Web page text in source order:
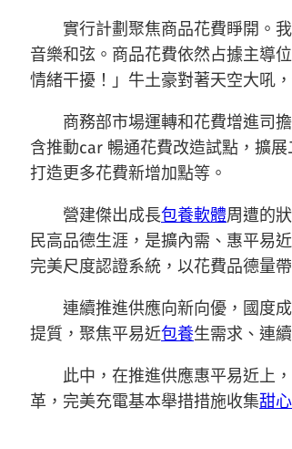
實行計劃聚焦商品花費睜開。
音樂和弦。商品花費依然占據主導
情緒干擾！」牛土豪對著天空大吼
商務部市場運轉和花費增進司
含推動car 暢通花費改造試點，擴
打造更多花費新增加點等。
營建傑出成長包養軟體周遭的
民高品德生涯，是擴內需、惠平易
完美尺度認證系統，以花費品德量
連續推進供應向新向優，國度
提質，聚焦平易近包養生需求、連
此中，在推進供應惠平易近上
革，完美充電基本舉措措施收集甜